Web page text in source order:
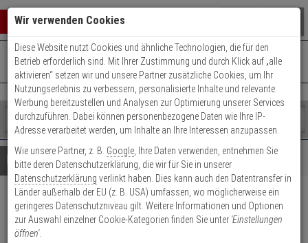
Warenkorb schließen
0 ARTIKEL IM WARENKORB
Ihr Warenkorb ist momentan leer.
Ergebnisse ()
Fertig
Shop
durchsuchen
Bitte
geben
Sie
mindestens
Zeichen
ein,
um
Es
wurde
noch
Kategorien
Suche
gestartet
+49 (0)821 899 493-0Mo. - Do.: 8:00 - 16:30 | Fr.: 8:00 - 14:00 Uhr
Kontaktservice nutzen
Details Beratung
3er Abus Bravus 2000
Doppelzylinder 40/45 9 Schl.
Wir verwenden Cookies
Diese Website nutzt Cookies und ähnliche Technologien, die für den
Betrieb erforderlich sind. Mit Ihrer Zustimmung und durch Klick auf „alle
aktivieren“ setzen wir und unsere Partner zusätzliche Cookies, um Ihr
Nutzungserlebnis zu verbessern, personalisierte Inhalte und relevante
Werbung bereitzustellen und Analysen zur Optimierung unserer Services
durchzuführen. Dabei können personenbezogene Daten wie Ihre IP-
Adresse verarbeitet werden, um Inhalte an Ihre Interessen anzupassen.
Wie unsere Partner, z. B. Google , Ihre Daten verwenden, entnehmen Sie
bitte deren Datenschutzerklärung, die wir für Sie in unserer
Datenschutzerklärung verlinkt haben. Dies kann auch den Datentransfer in
Länder außerhalb der EU (z. B. USA) umfassen, wo möglicherweise ein
geringeres Datenschutzniveau gilt. Weitere Informationen und Optionen
zur Auswahl einzelner Cookie-Kategorien finden Sie unter 'Einstellungen
öffnen'.